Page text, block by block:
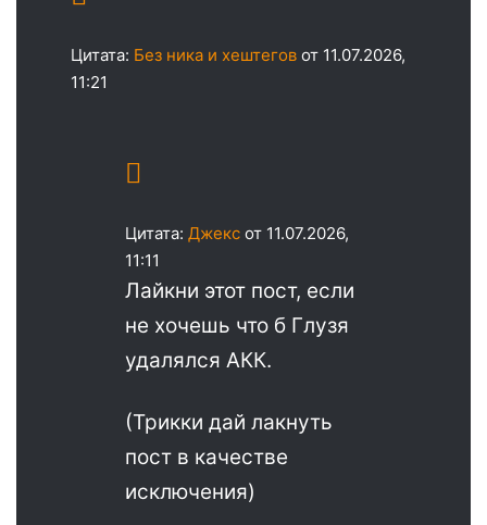
Цитата: Без ника и хештегов от 11.07.2026,
11:21
Цитата: Джекс от 11.07.2026,
11:11
Лайкни этот пост, если
не хочешь что б Глузя
удалялся АКК.
(Трикки дай лакнуть
пост в качестве
исключения)